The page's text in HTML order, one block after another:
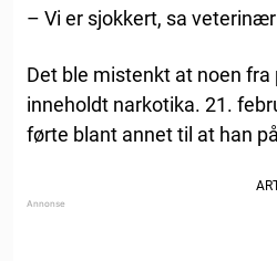
– Vi er sjokkert, sa
Det ble mistenkt at noen
inneholdt narkotika. 21.
førte blant annet til at han